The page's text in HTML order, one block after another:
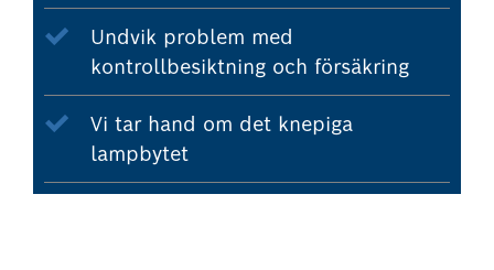
Undvik problem med
kontrollbesiktning och försäkring
Vi tar hand om det knepiga
lampbytet